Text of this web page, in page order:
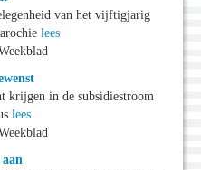
van het vijftigjarig
lees
krijgen in de subsidiestroom
lees